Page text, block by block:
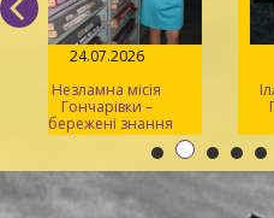
24.07.2026
Незламна місія
Гончарівки –
збережені знання